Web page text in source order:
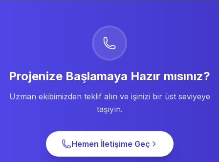
Projenize Başlamaya Hazır mısınız?
Uzman ekibimizden teklif alın ve işinizi bir üst seviyeye
taşıyın.
Hemen İletişime Geç